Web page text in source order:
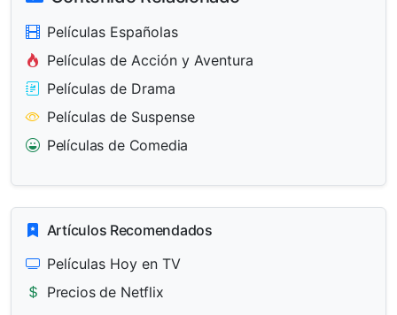
Películas Españolas
Películas de Acción y Aventura
Películas de Drama
Películas de Suspense
Películas de Comedia
Artículos Recomendados
Películas Hoy en TV
Precios de Netflix